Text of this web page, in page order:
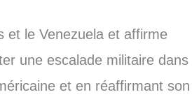
et le Venezuela et affirme
une escalade militaire dans
et en réaffirmant son